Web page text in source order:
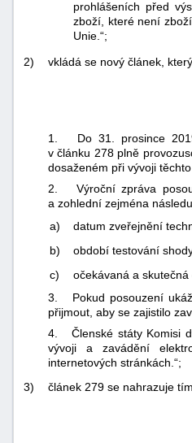
prohlášeních před
zboží, které není
Unie.“;
2)
vkládá se nový článek,
1. Do 31. prosince
v článku 278 plně
dosaženém při vývoji
2. Výroční zpráva
a zohlední zejména
a)
datum zveřejnění
b)
období testování
c)
očekávaná a
3. Pokud posouzení
přijmout, aby se zajistilo
4. Členské státy Komisi
vývoji a zavádění
internetových stránkách.“;
3)
článek 279 se nahrazuje